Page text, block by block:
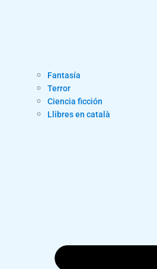
Fantasía
Terror
Ciencia ficción
Llibres en català